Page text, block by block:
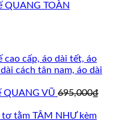
QUANG TOÀN
QUANG VŨ 695,000₫